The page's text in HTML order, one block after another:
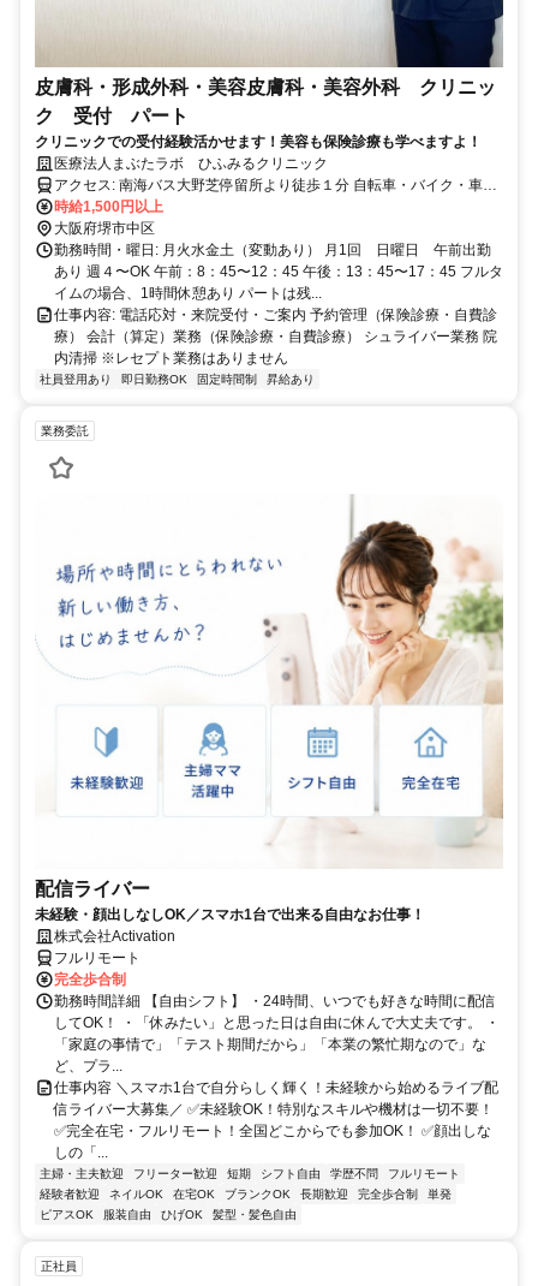
皮膚科・形成外科・美容皮膚科・美容外科 クリニッ
ク 受付 パート
クリニックでの受付経験活かせます！美容も保険診療も学べますよ！
医療法人まぶたラボ ひふみるクリニック
アクセス: 南海バス大野芝停留所より徒歩１分 自転車・バイク・車通
勤可能
時給1,500円以上
大阪府堺市中区
勤務時間・曜日: 月火水金土（変動あり） 月1回 日曜日 午前出勤
あり 週４〜OK 午前：8：45〜12：45 午後：13：45〜17：45 フルタ
イムの場合、1時間休憩あり パートは残...
仕事内容: 電話応対・来院受付・ご案内 予約管理（保険診療・自費診
療） 会計（算定）業務（保険診療・自費診療） シュライバー業務 院
内清掃 ※レセプト業務はありません
社員登用あり 即日勤務OK 固定時間制 昇給あり
業務委託
配信ライバー
未経験・顔出しなしOK／スマホ1台で出来る自由なお仕事！
株式会社Activation
フルリモート
完全歩合制
勤務時間詳細 【自由シフト】 ・24時間、いつでも好きな時間に配信
してOK！ ・「休みたい」と思った日は自由に休んで大丈夫です。 ・
「家庭の事情で」「テスト期間だから」「本業の繁忙期なので」な
ど、プラ...
仕事内容 ＼スマホ1台で自分らしく輝く！未経験から始めるライブ配
信ライバー大募集／ ✅未経験OK！特別なスキルや機材は一切不要！
✅完全在宅・フルリモート！全国どこからでも参加OK！ ✅顔出しな
しの「...
主婦・主夫歓迎 フリーター歓迎 短期 シフト自由 学歴不問
フルリモート
経験者歓迎
ネイルOK 在宅OK ブランクOK 長期歓迎 完全歩合制
単発
ピアスOK
服装自由 ひげOK 髪型・髪色自由
正社員